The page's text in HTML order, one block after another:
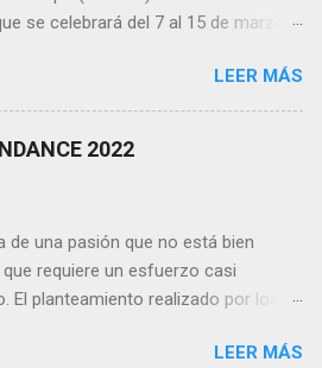
especie de ...
las personas.
se celebrará del 7 al 15 de marzo
en el festival y el cine es indeleble.
en 2024, es el autor del cartel
edición, una creación cargada de
y simbolismo.
LEER MÁS
2022
de una pasión que no está bien
que requiere un esfuerzo casi
El planteamiento realizado por los
es profundo, sutil, dejando que
LEER MÁS